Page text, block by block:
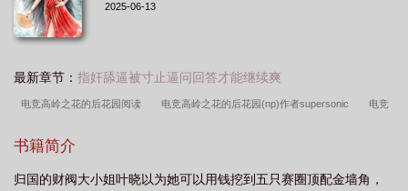
2025-06-13
最新章节： 指奸舔逼被寸止逼问回答才能继续爽
电竞高岭之花的后花园阅读 电竞高岭之花的后花园(np)作者supersonic 电竞
岭之花的后花园by supersonic
竞高岭之花的后花园(nph)后序 电竞高岭之花的后花园(nph)最新章 电竞高岭之
书籍简介
归国的财阀大小姐叶晓以为她可以用钱挖到五只赛圈顶配金墙角，